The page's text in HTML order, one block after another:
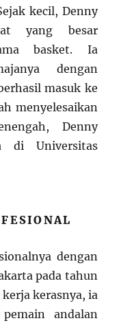
kecil, Denny
yang besar
basket. Ia
dengan
masuk ke
menyelesaikan
Denny
di Universitas
dengan
pada tahun
kerasnya, ia
andalan